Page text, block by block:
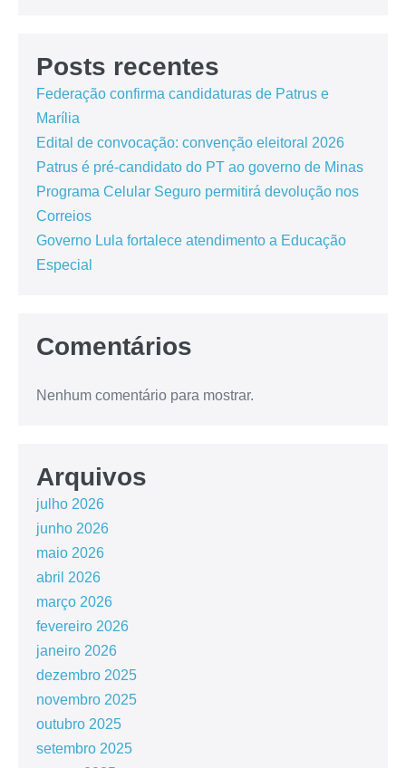
Posts recentes
Federação confirma candidaturas de Patrus e
Marília
Edital de convocação: convenção eleitoral 2026
Patrus é pré-candidato do PT ao governo de Minas
Programa Celular Seguro permitirá devolução nos
Correios
Governo Lula fortalece atendimento a Educação
Especial
Comentários
Nenhum comentário para mostrar.
Arquivos
julho 2026
junho 2026
maio 2026
abril 2026
março 2026
fevereiro 2026
janeiro 2026
dezembro 2025
novembro 2025
outubro 2025
setembro 2025